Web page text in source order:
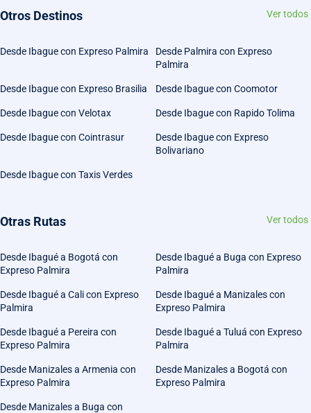
Otros Destinos Ver todos
Desde Ibague con Expreso Palmira
Desde Palmira con Expreso
Palmira
Desde Ibague con Expreso Brasilia Desde Ibague con Coomotor
Desde Ibague con Velotax Desde Ibague con Rapido Tolima
Desde Ibague con Cointrasur
Desde Ibague con Expreso
Bolivariano
Desde Ibague con Taxis Verdes
Otras Rutas Ver todos
Desde Ibagué a Bogotá con
Expreso Palmira
Desde Ibagué a Buga con Expreso
Palmira
Desde Ibagué a Cali con Expreso
Palmira
Desde Ibagué a Manizales con
Expreso Palmira
Desde Ibagué a Pereira con
Expreso Palmira
Desde Ibagué a Tuluá con Expreso
Palmira
Desde Manizales a Armenia con
Expreso Palmira
Desde Manizales a Bogotá con
Expreso Palmira
Desde Manizales a Buga con